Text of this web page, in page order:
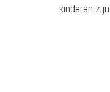
kinderen